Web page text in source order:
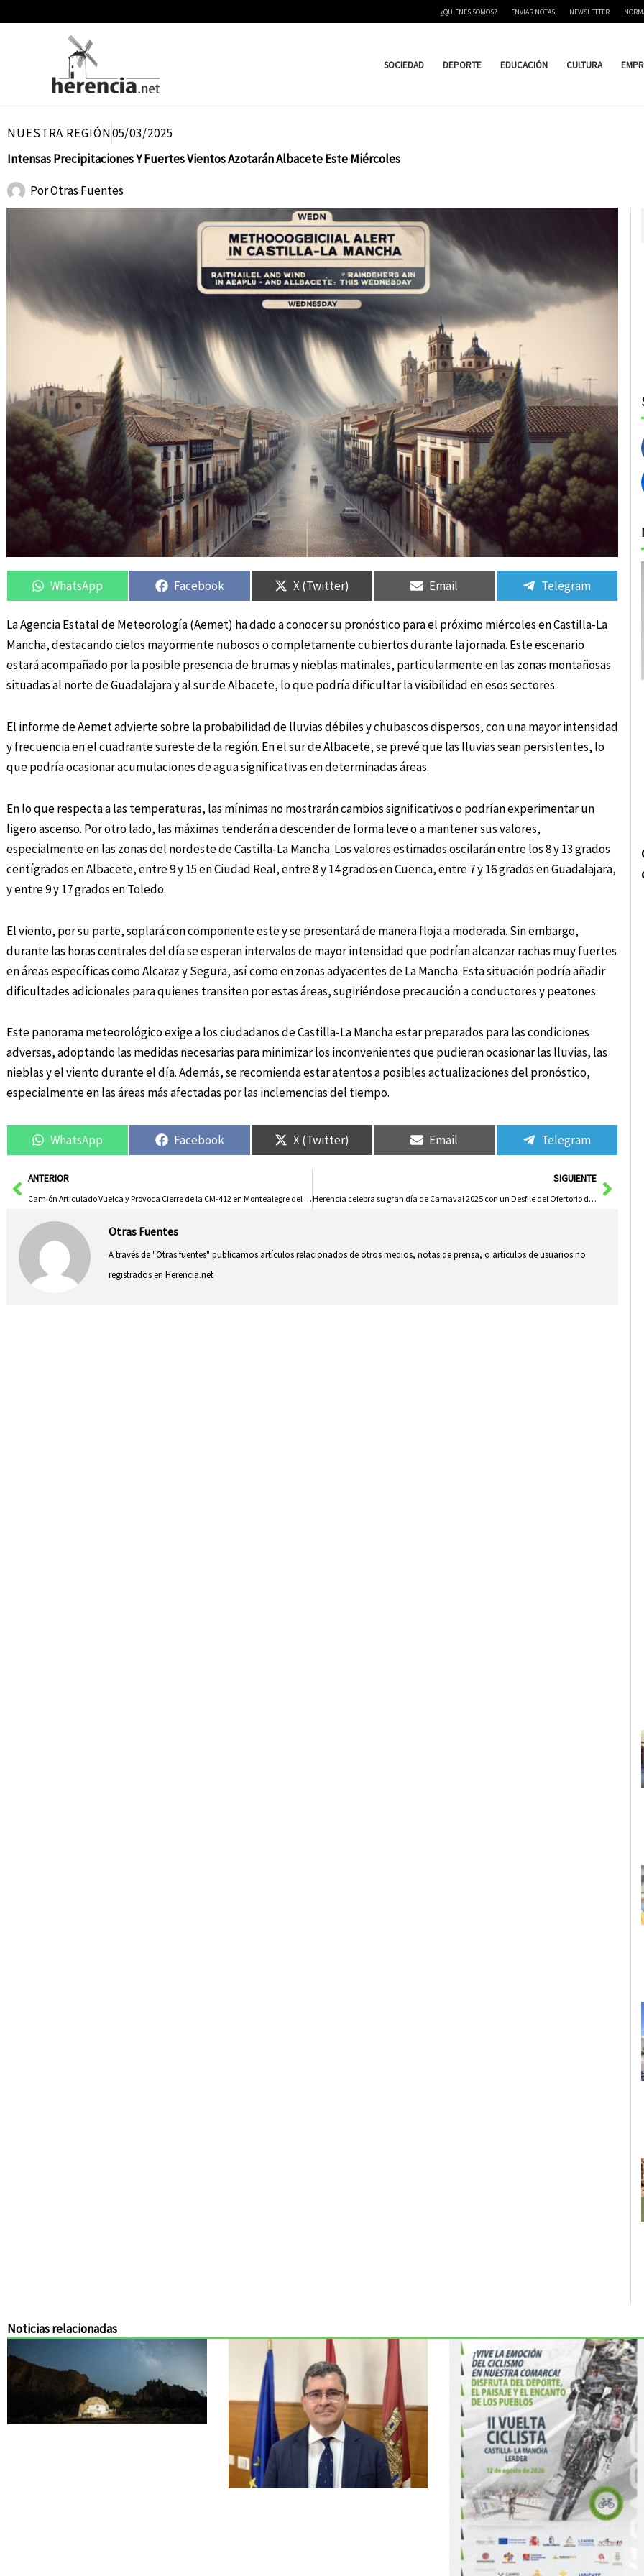
¿QUIENES SOMOS? ENVIAR NOTAS NEWSLETTER
SOCIEDAD DEPORTE EDUCACIÓN CULTURA
NUESTRA REGIÓN05/03/2025
Intensas Precipitaciones Y Fuertes Vientos Azotarán Albacete Este Miércoles
PorOtras Fuentes
Compartir
en
WhatsApp
Compartir
en
Facebook
Compartir
en
X (Twitter)
Compartir
en
Email
Compartir
en
Telegram
La Agencia Estatal de Meteorología (Aemet) ha dado a conocer su pronóstico para el próximo miércoles en Castilla-La
Mancha, destacando cielos mayormente nubosos o completamente cubiertos durante la jornada. Este escenario
estará acompañado por la posible presencia de brumas y nieblas matinales, particularmente en las zonas montañosas
situadas al norte de Guadalajara y al sur de Albacete, lo que podría dificultar la visibilidad en esos sectores.
El informe de Aemet advierte sobre la probabilidad de lluvias débiles y chubascos dispersos, con una mayor intensidad
y frecuencia en el cuadrante sureste de la región. En el sur de Albacete, se prevé que las lluvias sean persistentes, lo
que podría ocasionar acumulaciones de agua significativas en determinadas áreas.
En lo que respecta a las temperaturas, las mínimas no mostrarán cambios significativos o podrían experimentar un
ligero ascenso. Por otro lado, las máximas tenderán a descender de forma leve o a mantener sus valores,
especialmente en las zonas del nordeste de Castilla-La Mancha. Los valores estimados oscilarán entre los 8 y 13 grados
centígrados en Albacete, entre 9 y 15 en Ciudad Real, entre 8 y 14 grados en Cuenca, entre 7 y 16 grados en Guadalajara,
y entre 9 y 17 grados en Toledo.
El viento, por su parte, soplará con componente este y se presentará de manera floja a moderada. Sin embargo,
durante las horas centrales del día se esperan intervalos de mayor intensidad que podrían alcanzar rachas muy fuertes
en áreas específicas como Alcaraz y Segura, así como en zonas adyacentes de La Mancha. Esta situación podría añadir
dificultades adicionales para quienes transiten por estas áreas, sugiriéndose precaución a conductores y peatones.
Este panorama meteorológico exige a los ciudadanos de Castilla-La Mancha estar preparados para las condiciones
adversas, adoptando las medidas necesarias para minimizar los inconvenientes que pudieran ocasionar las lluvias, las
nieblas y el viento durante el día. Además, se recomienda estar atentos a posibles actualizaciones del pronóstico,
especialmente en las áreas más afectadas por las inclemencias del tiempo.
Compartir
en
WhatsApp
Compartir
en
Facebook
Compartir
en
X (Twitter)
Compartir
en
Email
Compartir
en
Telegram
AntANTERIOR
Camión Articulado Vuelca y Provoca Cierre de la CM-412 en Montealegre del Castillo: Inician Labores de Recuperación
SIGUIENTE
Herencia celebra su gran día de Carnaval 2025 con un Desfile del Ofertorio de récord
Otras Fuentes
A través de "Otras fuentes" publicamos artículos relacionados de otros medios, notas de prensa, o artículos de usuarios no
registrados en Herencia.net
Noticias relacionadas